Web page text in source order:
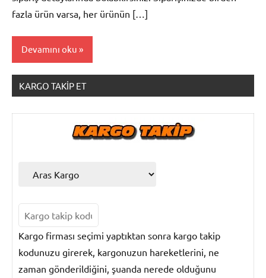
fazla ürün varsa, her ürünün […]
Devamını oku
Kargo
Takip
KARGO TAKIP ET
Kargo firması seçimi yaptıktan sonra kargo takip
kodunuzu girerek, kargonuzun hareketlerini, ne
zaman gönderildiğini, şuanda nerede olduğunu